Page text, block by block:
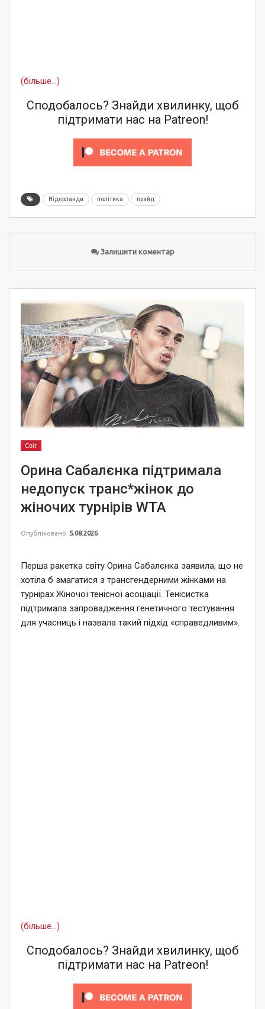
(більше…)
Сподобалось? Знайди хвилинку, щоб
підтримати нас на Patreon!
Нідерланди політика прайд
Залишити коментар
Світ
Орина Сабалєнка підтримала
недопуск транс*жінок до
жіночих турнірів WTA
Опубліковано 5.08.2026
Перша ракетка світу Орина Сабалєнка заявила, що не
хотіла б змагатися з трансгендерними жінками на
турнірах Жіночої тенісної асоціації. Тенісистка
підтримала запровадження генетичного тестування
для учасниць і назвала такий підхід «справедливим».
(більше…)
Сподобалось? Знайди хвилинку, щоб
підтримати нас на Patreon!